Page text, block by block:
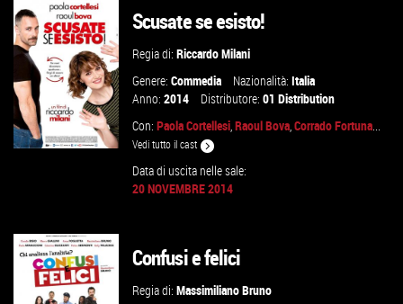
VAI ALLA SCHEDA
VAI ALLA SCHEDA
Scusate se esisto!
Regia di:Riccardo Milani
Genere:Commedia Nazionalità:Italia
Anno:2014 Distributore:01 Distribution
Con:Paola Cortellesi,Raoul Bova,Corrado Fortuna...
Vedi tutto il cast
Data di uscita nelle sale:
20 NOVEMBRE 2014
Confusi e felici
Regia di:Massimiliano Bruno